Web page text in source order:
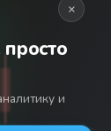
«Банки
вы
×
и